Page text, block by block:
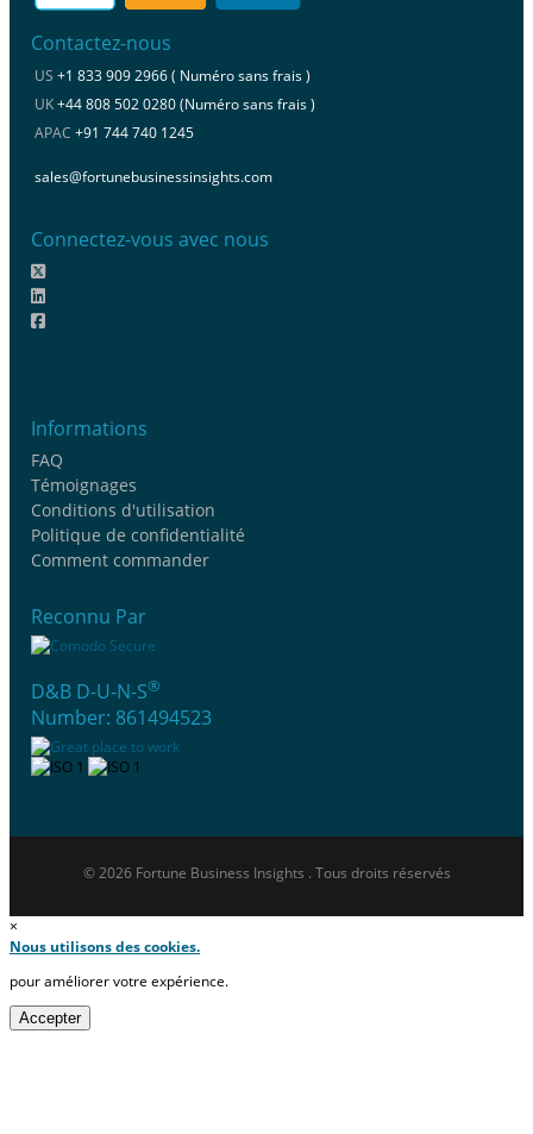
Contactez-nous
US +1 833 909 2966 ( Numéro sans frais )
UK+44 808 502 0280 (Numéro sans frais )
APAC +91 744 740 1245
sales@fortunebusinessinsights.com
Connectez-vous avec nous
Informations
FAQ
Témoignages
Conditions d'utilisation
Politique de confidentialité
Comment commander
Reconnu Par
D&B D-U-N-S®
Number: 861494523
© 2026 Fortune Business Insights . Tous droits réservés
×
Nous utilisons des cookies.
pour améliorer votre expérience.
Accepter